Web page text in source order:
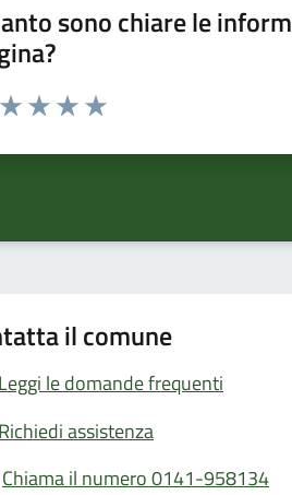
sono chiare le
da 1 a 5 stelle la pagina
il comune
Leggi le domande frequenti
Richiedi assistenza
Chiama il numero 0141-958134